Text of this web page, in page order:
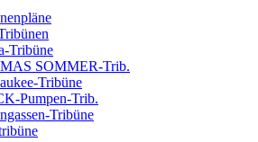
Tribüne
SOMMER-Trib.
Tribüne
Pumpen-Trib.
Tribüne